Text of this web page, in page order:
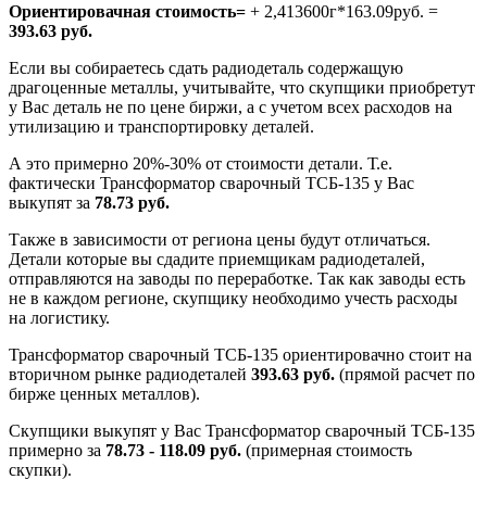
Ориентировачная стоимость= + 2,413600г*163.09руб. =
393.63 руб.
Если вы собираетесь сдать радиодеталь содержащую
драгоценные металлы, учитывайте, что скупщики приобретут
у Вас деталь не по цене биржи, а с учетом всех расходов на
утилизацию и транспортировку деталей.
А это примерно 20%-30% от стоимости детали. Т.е.
фактически Трансформатор сварочный ТСБ-135 у Вас
выкупят за 78.73 руб.
Также в зависимости от региона цены будут отличаться.
Детали которые вы сдадите приемщикам радиодеталей,
отправляются на заводы по переработке. Так как заводы есть
не в каждом регионе, скупщику необходимо учесть расходы
на логистику.
Трансформатор сварочный ТСБ-135 ориентировачно стоит на
вторичном рынке радиодеталей 393.63 руб. (прямой расчет по
бирже ценных металлов).
Скупщики выкупят у Вас Трансформатор сварочный ТСБ-135
примерно за 78.73 - 118.09 руб. (примерная стоимость
скупки).